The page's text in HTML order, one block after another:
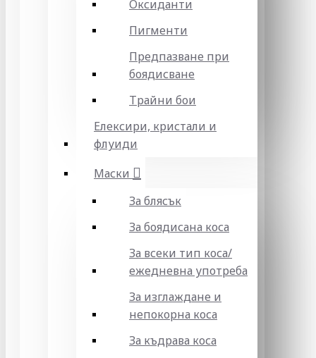
Оксиданти
Пигменти
Предпазване при
боядисване
Трайни бои
Елексири, кристали и
флуиди
Маски
За блясък
За боядисана коса
За всеки тип коса/
ежедневна употреба
За изглаждане и
непокорна коса
За къдрава коса